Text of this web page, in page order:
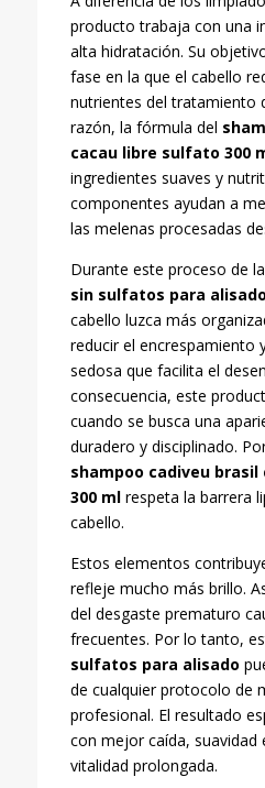
producto trabaja con una
alta hidratación. Su
fase en la que el cabello
nutrientes del tratamiento
razón, la fórmula del
cacau libre sulfato 300
ingredientes suaves y
componentes ayudan a
las melenas procesadas
Durante este proceso de
sin sulfatos para alisado
cabello luzca más
reducir el encrespamiento
sedosa que facilita el
consecuencia, este
cuando se busca una
duradero y disciplinado.
shampoo cadiveu
300 mlrespeta la barrera
cabello.
Estos elementos
refleje mucho más brillo.
del desgaste prematuro
frecuentes. Por lo tanto,
sulfatos para alisado
de cualquier protocolo de
profesional. El resultado
con mejor caída, suavidad
vitalidad prolongada.